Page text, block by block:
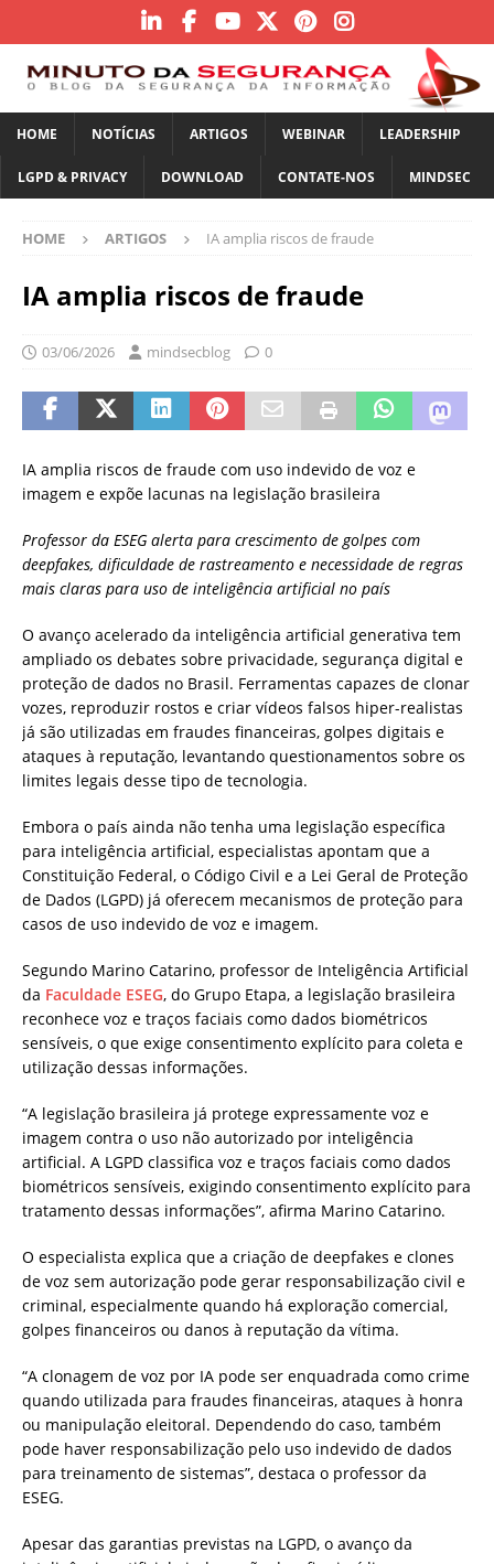
HOME NOTÍCIAS ARTIGOS WEBINAR LEADERSHIP
LGPD & PRIVACY DOWNLOAD CONTATE-NOS MINDSEC
HOME ARTIGOS IA amplia riscos de fraude
IA amplia riscos de fraude
03/06/2026 mindsecblog 0
IA amplia riscos de fraude com uso indevido de voz e
imagem e expõe lacunas na legislação brasileira
Professor da ESEG alerta para crescimento de golpes com
deepfakes, dificuldade de rastreamento e necessidade de regras
mais claras para uso de inteligência artificial no país
O avanço acelerado da inteligência artificial generativa tem
ampliado os debates sobre privacidade, segurança digital e
proteção de dados no Brasil. Ferramentas capazes de clonar
vozes, reproduzir rostos e criar vídeos falsos hiper-realistas
já são utilizadas em fraudes financeiras, golpes digitais e
ataques à reputação, levantando questionamentos sobre os
limites legais desse tipo de tecnologia.
Embora o país ainda não tenha uma legislação específica
para inteligência artificial, especialistas apontam que a
Constituição Federal, o Código Civil e a Lei Geral de Proteção
de Dados (LGPD) já oferecem mecanismos de proteção para
casos de uso indevido de voz e imagem.
Segundo Marino Catarino, professor de Inteligência Artificial
da Faculdade ESEG, do Grupo Etapa, a legislação brasileira
reconhece voz e traços faciais como dados biométricos
sensíveis, o que exige consentimento explícito para coleta e
utilização dessas informações.
“A legislação brasileira já protege expressamente voz e
imagem contra o uso não autorizado por inteligência
artificial. A LGPD classifica voz e traços faciais como dados
biométricos sensíveis, exigindo consentimento explícito para
tratamento dessas informações”, afirma Marino Catarino.
O especialista explica que a criação de deepfakes e clones
de voz sem autorização pode gerar responsabilização civil e
criminal, especialmente quando há exploração comercial,
golpes financeiros ou danos à reputação da vítima.
“A clonagem de voz por IA pode ser enquadrada como crime
quando utilizada para fraudes financeiras, ataques à honra
ou manipulação eleitoral. Dependendo do caso, também
pode haver responsabilização pelo uso indevido de dados
para treinamento de sistemas”, destaca o professor da
ESEG.
Apesar das garantias previstas na LGPD, o avanço da